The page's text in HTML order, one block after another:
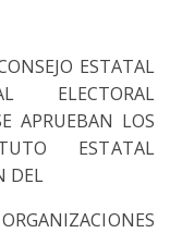
ESTATAL
ELECTORAL
APRUEBAN LOS
ESTATAL
DEL